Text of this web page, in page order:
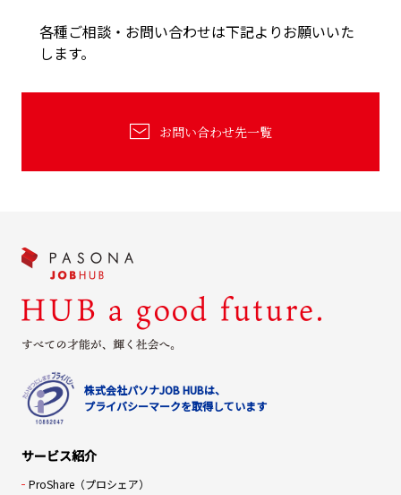
各種ご相談・お問い合わせは下記よりお願いいた
します。
お問い合わせ先一覧
株式会社パソナJOB HUBは、
プライバシーマークを取得しています
サービス紹介
ProShare（プロシェア）